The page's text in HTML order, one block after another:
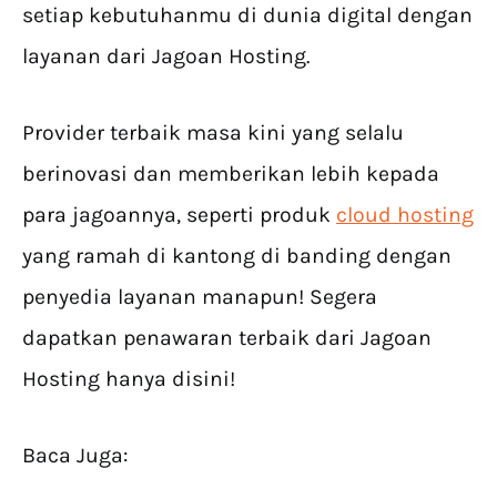
setiap kebutuhanmu di dunia digital dengan
layanan dari Jagoan Hosting.
Provider terbaik masa kini yang selalu
berinovasi dan memberikan lebih kepada
para jagoannya, seperti produk cloud hosting
yang ramah di kantong di banding dengan
penyedia layanan manapun! Segera
dapatkan penawaran terbaik dari Jagoan
Hosting hanya disini!
Baca Juga: